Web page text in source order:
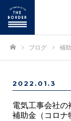
ブログ 補
2022.01.3
電気工事会社の
補助金（コロナ